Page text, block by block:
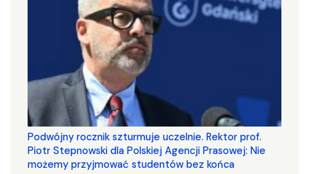
Podwójny rocznik szturmuje uczelnie. Rektor prof.
Piotr Stepnowski dla Polskiej Agencji Prasowej: Nie
możemy przyjmować studentów bez końca